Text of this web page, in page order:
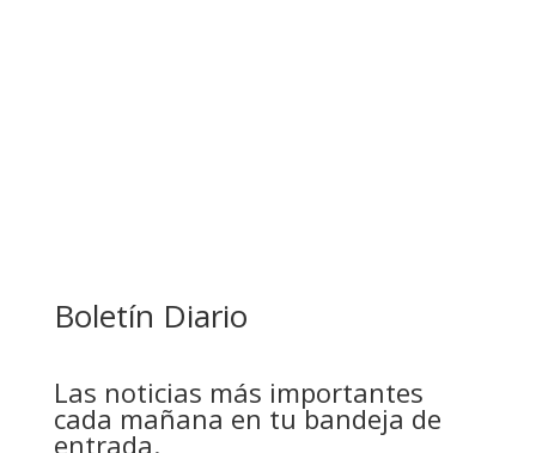
Boletín Diario
Las noticias más importantes
cada mañana en tu bandeja de
entrada.